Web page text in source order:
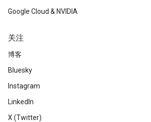
Google Cloud & NVIDIA
关注
博客
Bluesky
Instagram
LinkedIn
X (Twitter)